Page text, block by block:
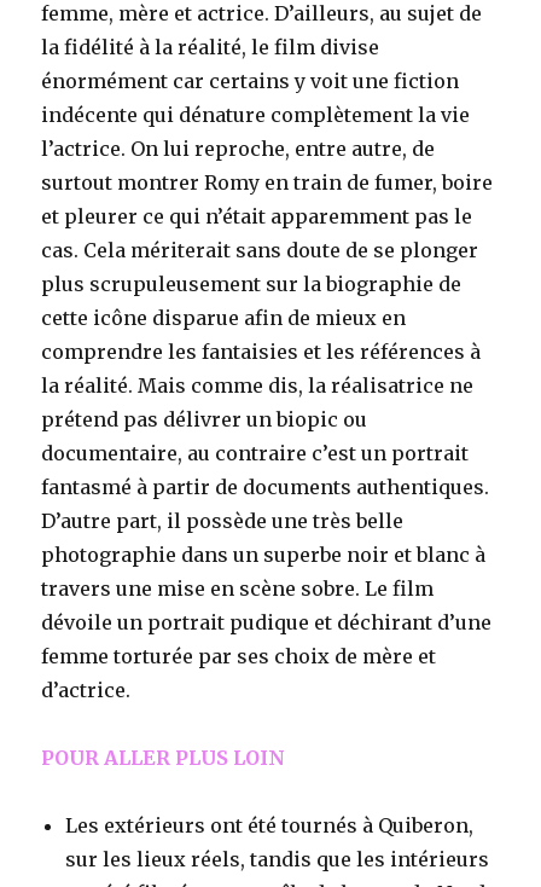
femme, mère et actrice. D’ailleurs, au sujet de
la fidélité à la réalité, le film divise
énormément car certains y voit une fiction
indécente qui dénature complètement la vie
l’actrice. On lui reproche, entre autre, de
surtout montrer Romy en train de fumer, boire
et pleurer ce qui n’était apparemment pas le
cas. Cela mériterait sans doute de se plonger
plus scrupuleusement sur la biographie de
cette icône disparue afin de mieux en
comprendre les fantaisies et les références à
la réalité. Mais comme dis, la réalisatrice ne
prétend pas délivrer un biopic ou
documentaire, au contraire c’est un portrait
fantasmé à partir de documents authentiques.
D’autre part, il possède une très belle
photographie dans un superbe noir et blanc à
travers une mise en scène sobre. Le film
dévoile un portrait pudique et déchirant d’une
femme torturée par ses choix de mère et
d’actrice.
POUR ALLER PLUS LOIN
Les extérieurs ont été tournés à Quiberon,
sur les lieux réels, tandis que les intérieurs